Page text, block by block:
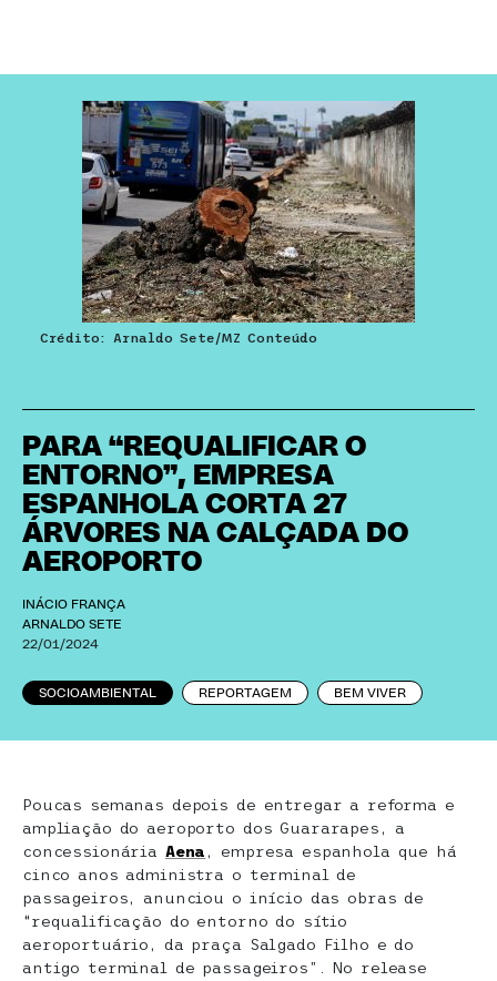
PARA “REQUALIFICAR O
ENTORNO”, EMPRESA
ESPANHOLA CORTA 27
ÁRVORES NA CALÇADA DO
AEROPORTO
INÁCIO FRANÇA
ARNALDO SETE
22/01/2024
SOCIOAMBIENTAL REPORTAGEM BEM VIVER
Crédito: Arnaldo Sete/MZ Conteúdo
Poucas semanas depois de entregar a reforma e
ampliação do aeroporto dos Guararapes, a
concessionária Aena , empresa espanhola que há
cinco anos administra o terminal de
passageiros, anunciou o início das obras de
“requalificação do entorno do sítio
aeroportuário, da praça Salgado Filho e do
antigo terminal de passageiros”. No release